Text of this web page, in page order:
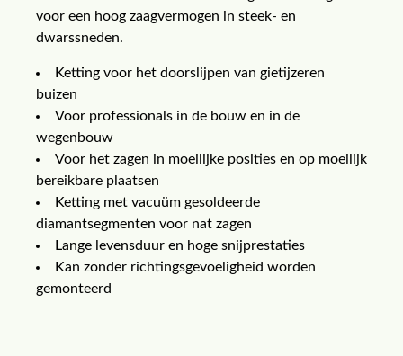
voor een hoog zaagvermogen in steek- en
dwarssneden.
Ketting voor het doorslijpen van gietijzeren
buizen
Voor professionals in de bouw en in de
wegenbouw
Voor het zagen in moeilijke posities en op moeilijk
bereikbare plaatsen
Ketting met vacuüm gesoldeerde
diamantsegmenten voor nat zagen
Lange levensduur en hoge snijprestaties
Kan zonder richtingsgevoeligheid worden
gemonteerd